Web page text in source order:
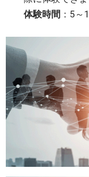
体験時間 ：5～